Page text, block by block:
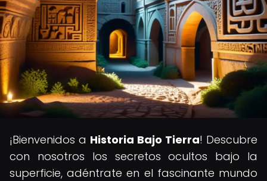
¡Bienvenidos a Historia Bajo Tierra! Descubre
con nosotros los secretos ocultos bajo la
superficie, adéntrate en el fascinante mundo